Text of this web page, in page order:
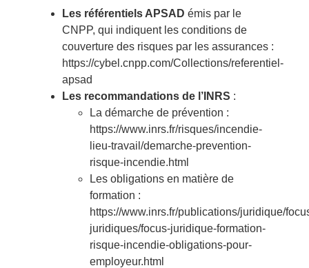
Les référentiels APSAD émis par le
CNPP, qui indiquent les conditions de
couverture des risques par les assurances :
https://cybel.cnpp.com/Collections/referentiel-
apsad
Les recommandations de l’INRS :
La démarche de prévention :
https://www.inrs.fr/risques/incendie-
lieu-travail/demarche-prevention-
risque-incendie.html
Les obligations en matière de
formation :
https://www.inrs.fr/publications/juridique/
juridiques/focus-juridique-formation-
risque-incendie-obligations-pour-
employeur.html